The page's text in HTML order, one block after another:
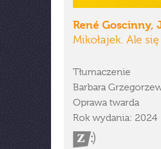
René Goscinny,
Mikołajek. Ale
Tłumaczenie
Barbara
Oprawa twarda
Rok wydania: 2024